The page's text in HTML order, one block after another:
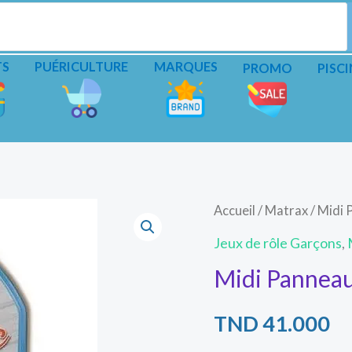
PUÉRICULTURE MARQUES PROMO
Accueil / Matrax/ Midi
Jeux de rôle Garçons,
Midi
TND41.000